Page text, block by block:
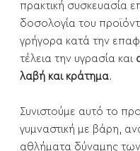
πρακτική συσκευασία
δοσολογία του
γρήγορα κατά την
τέλεια την υγρασία και
λαβή και κράτημα.
Συνιστούμε αυτό το
γυμναστική με βάρη,
αθλήματα δύναμης